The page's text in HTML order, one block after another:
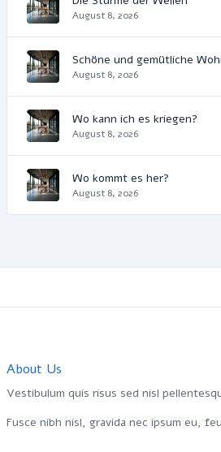
August 8, 2026
Schöne und gemütliche
August 8, 2026
Wo kann ich es kriegen?
August 8, 2026
Wo kommt es her?
August 8, 2026
About Us
Vestibulum quis risus sed nisl
Fusce nibh nisl, gravida nec ipsum eu,